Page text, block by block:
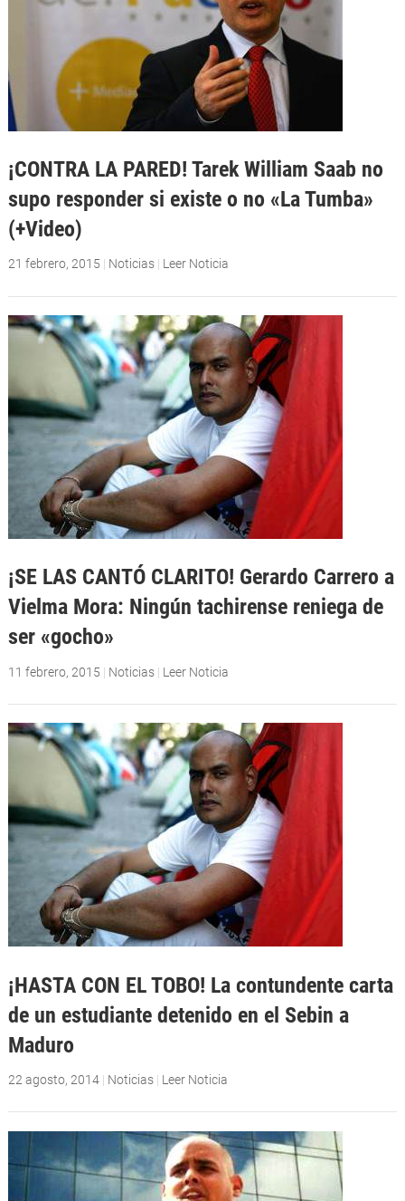
¡CONTRA LA PARED! Tarek William Saab no
supo responder si existe o no «La Tumba»
(+Video)
21 febrero, 2015 | Noticias | Leer Noticia
¡SE LAS CANTÓ CLARITO! Gerardo Carrero a
Vielma Mora: Ningún tachirense reniega de
ser «gocho»
11 febrero, 2015 | Noticias | Leer Noticia
¡HASTA CON EL TOBO! La contundente carta
de un estudiante detenido en el Sebin a
Maduro
22 agosto, 2014| Noticias | Leer Noticia